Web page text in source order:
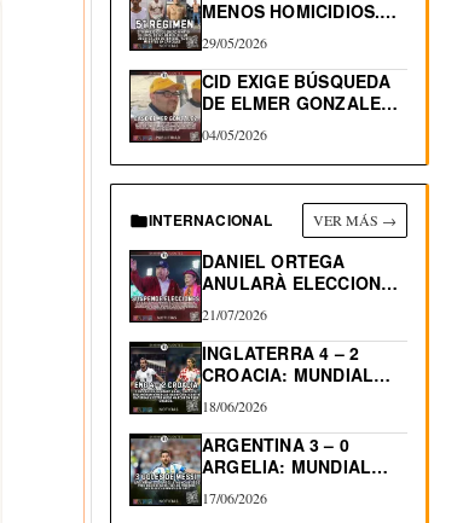
MENOS HOMICIDIOS.
530 “MUERTES…
29/05/2026
CID EXIGE BÚSQUEDA
DE ELMER GONZALEZ,
DEPORTADO…
04/05/2026
INTERNACIONAL VER MÁS →
DANIEL ORTEGA
ANULARÀ ELECCIONES
EN NICARAGUA
21/07/2026
INGLATERRA 4 – 2
CROACIA: MUNDIAL
2026
18/06/2026
ARGENTINA 3 – 0
ARGELIA: MUNDIAL
2026…
17/06/2026